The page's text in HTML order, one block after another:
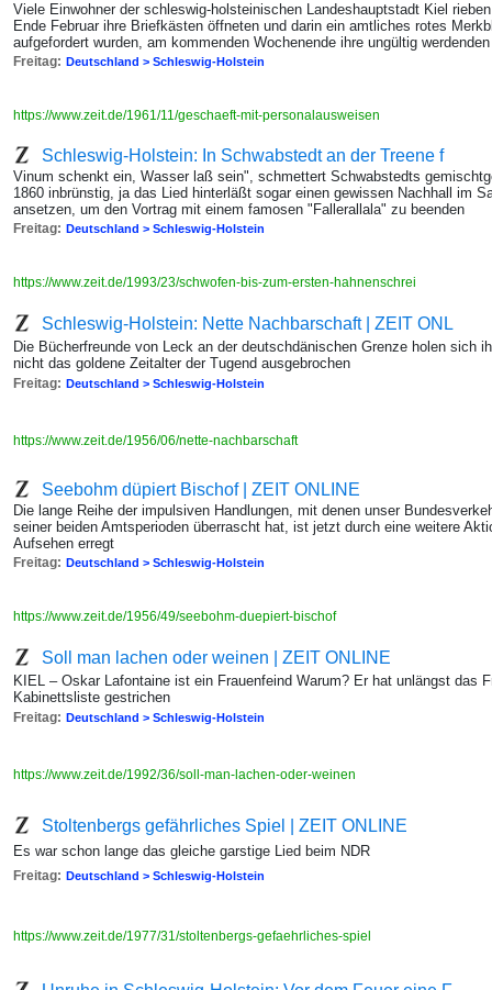
Viele Einwohner der schleswig-holsteinischen Landeshauptstadt Kiel
Ende Februar ihre Briefkästen öffneten und darin ein amtliches rotes
aufgefordert wurden, am kommenden Wochenende ihre ungültig
Freitag: Deutschland > Schleswig-Holstein
https://www.zeit.de/1961/11/geschaeft-mit-personalausweisen
Schleswig-Holstein: In Schwabstedt an der Treene f
Vinum schenkt ein, Wasser laß sein", schmettert Schwabstedts
1860 inbrünstig, ja das Lied hinterläßt sogar einen gewissen Nachhall im
ansetzen, um den Vortrag mit einem famosen "Fallerallala" zu beenden
Freitag: Deutschland > Schleswig-Holstein
https://www.zeit.de/1993/23/schwofen-bis-zum-ersten-hahnenschrei
Schleswig-Holstein: Nette Nachbarschaft | ZEIT ONL
Die Bücherfreunde von Leck an der deutschdänischen Grenze holen sich
nicht das goldene Zeitalter der Tugend ausgebrochen
Freitag: Deutschland > Schleswig-Holstein
https://www.zeit.de/1956/06/nette-nachbarschaft
Seebohm düpiert Bischof | ZEIT ONLINE
Die lange Reihe der impulsiven Handlungen, mit denen unser
seiner beiden Amtsperioden überrascht hat, ist jetzt durch eine weitere
Aufsehen erregt
Freitag: Deutschland > Schleswig-Holstein
https://www.zeit.de/1956/49/seebohm-duepiert-bischof
Soll man lachen oder weinen | ZEIT ONLINE
KIEL – Oskar Lafontaine ist ein Frauenfeind Warum? Er hat unlängst das
Kabinettsliste gestrichen
Freitag: Deutschland > Schleswig-Holstein
https://www.zeit.de/1992/36/soll-man-lachen-oder-weinen
Stoltenbergs gefährliches Spiel | ZEIT ONLINE
Es war schon lange das gleiche garstige Lied beim NDR
Freitag: Deutschland > Schleswig-Holstein
https://www.zeit.de/1977/31/stoltenbergs-gefaehrliches-spiel